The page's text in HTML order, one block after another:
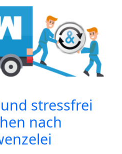
stressfrei
nach